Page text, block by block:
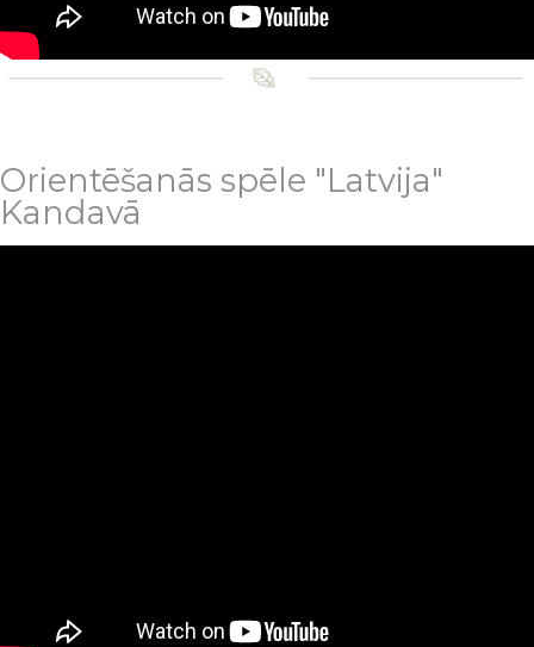
Orientēšanās spēle "Latvija"
Kandavā